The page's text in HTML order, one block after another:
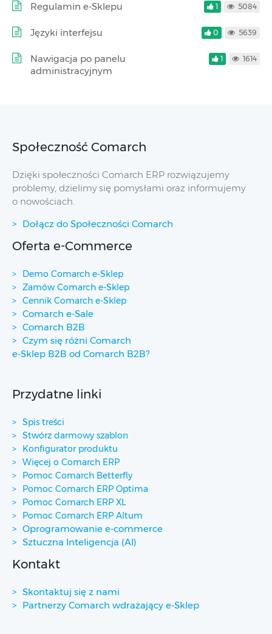
Regulamin e-Sklepu 1 5084
Języki interfejsu 0 5639
Nawigacja po panelu
administracyjnym
1 1614
Społeczność Comarch
Dzięki społeczności Comarch ERP rozwiązujemy
problemy, dzielimy się pomysłami oraz informujemy
o nowościach.
Dołącz do Społeczności Comarch
Oferta e-Commerce
Demo Comarch e-Sklep
Zamów Comarch e-Sklep
Cennik Comarch e-Sklep
Comarch e-Sale
Comarch B2B
Czym się różni Comarch
e-Sklep B2B od Comarch B2B?
Przydatne linki
Spis treści
Stwórz darmowy szablon
Konfigurator produktu
Więcej o Comarch ERP
Pomoc Comarch Betterfly
Pomoc Comarch ERP Optima
Pomoc Comarch ERP XL
Pomoc Comarch ERP Altum
Oprogramowanie e-commerce
Sztuczna Inteligencja (AI)
Kontakt
Skontaktuj się z nami
Partnerzy Comarch wdrażający e-Sklep